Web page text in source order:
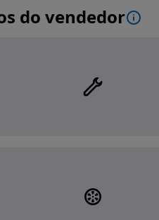
do vendedor